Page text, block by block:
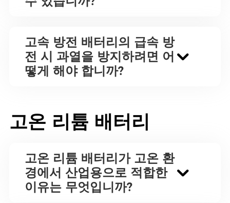
고속 방전 배터리의 급속 방
전 시 과열을 방지하려면 어
떻게 해야 합니까?
고온 리튬 배터리
고온 리튬 배터리가 고온 환
경에서 산업용으로 적합한
이유는 무엇입니까?